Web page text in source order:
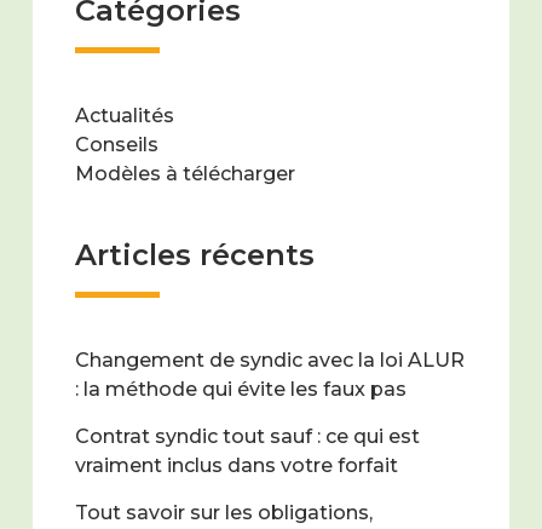
Catégories
Actualités
Conseils
Modèles à télécharger
Articles récents
Changement de syndic avec la loi ALUR
: la méthode qui évite les faux pas
Contrat syndic tout sauf : ce qui est
vraiment inclus dans votre forfait
Tout savoir sur les obligations,